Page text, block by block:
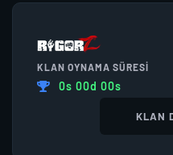
KLAN OYNAMA SÜRESI
0s 00d 00s
KLAN